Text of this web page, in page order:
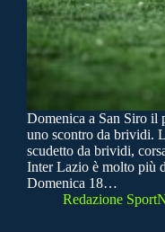
Domenica a San Siro il
uno scontro da brividi.
scudetto da brividi,
Inter Lazio è molto più
Domenica 18…
Redazione